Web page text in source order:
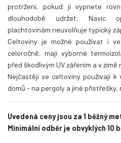
protržení, pokud ji vypnete
dlouhodobě udržet. Navíc
plachtovinám neuvolňuje typický
Celtoviny je možné používat i
celoročně, mají výborné
před škodlivým UV zářením a v
Nejčastěji se celtoviny používají
domů - na pergoly a jiné přístřešky,
Uvedená ceny jsou za 1 běžný
Minimální odběr je obvyklých 10